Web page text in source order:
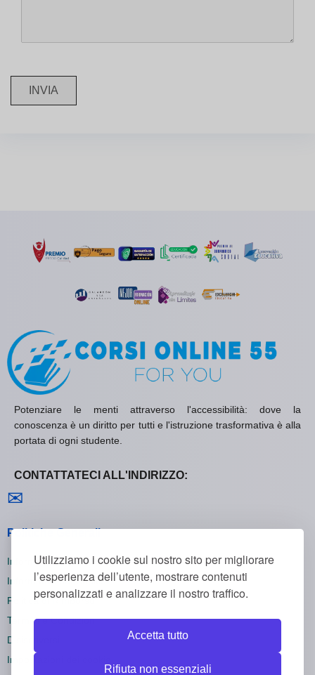
Utilizziamo i cookie sul nostro sito per migliorare
l’esperienza dell’utente, mostrare contenuti
personalizzati e analizzare il nostro traffico.
Accetta tutto
Rifiuta non essenziali
INVIA
Potenziare le menti attraverso l'accessibilità: dove la
conoscenza è un diritto per tutti e l'istruzione trasformativa è alla
portata di ogni studente.
CONTATTATECI ALL'INDIRIZZO:
✉
Politiche Generali
Informativa sulla Privacy
Informativa sui Cookie
Politica di Rimborso
Termini e Condizioni
Disiscriversi
Impostazioni dei cookie